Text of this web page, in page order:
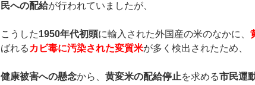
民への配給が行われていましたが、
こうした1950年代初頭に輸入された外国産の米のなかに、
ばれる カビ毒に汚染された変質米が多く検出されたため、
健康被害への懸念から、 黄変米の配給停止を求める市民運